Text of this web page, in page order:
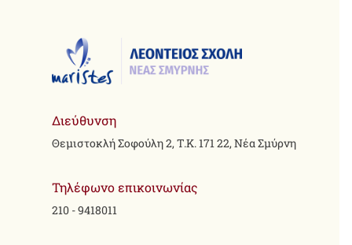
Διεύθυνση
Θεμιστοκλή Σοφούλη 2, Τ.Κ. 171 22, Νέα Σμύρνη
Τηλέφωνο επικοινωνίας
210 - 9418011